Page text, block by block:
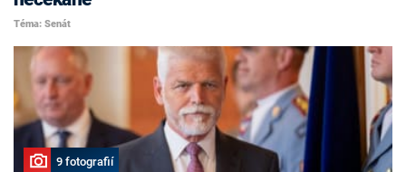
Téma: Senát
9 fotografií